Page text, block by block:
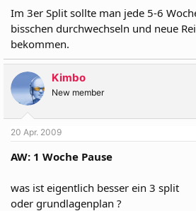
Im 3er Split sollte man jede 5-6
bisschen durchwechseln und neue
bekommen.
Kimbo
New member
20 Apr. 2009
AW: 1 Woche Pause
was ist eigentlich besser ein 3 split
oder grundlagenplan ?